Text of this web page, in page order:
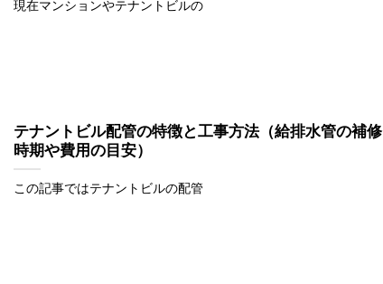
現在マンションやテナントビルの
テナントビル配管の特徴と工事方法（給排水管の補修
時期や費用の目安）
この記事ではテナントビルの配管